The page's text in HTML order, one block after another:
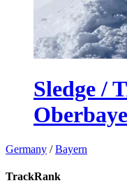
Sledge /
Germany /Bayern
TrackRank